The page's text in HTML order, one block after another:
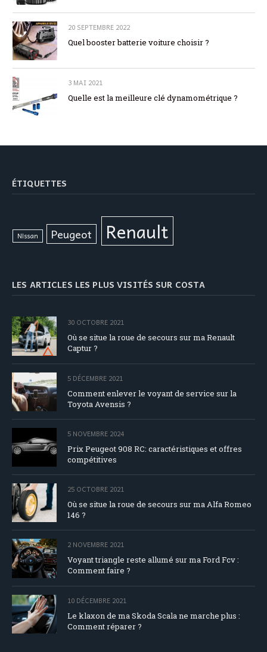
20 SEPTEMBRE 2022
Quel booster batterie voiture choisir ?
3 MAI 2021
Quelle est la meilleure clé dynamométrique ?
ÉTIQUETTES
Nissan Peugeot Renault
LES ARTICLES LES PLUS VISITÉS SUR COSTA
30 OCTOBRE 2021
Où se situe la roue de secours sur ma Renault
Captur ?
5 DÉCEMBRE 2021
Comment enlever le voyant de service sur la
Toyota Avensis ?
5 NOVEMBRE 2024
Prix Peugeot 908 RC: caractéristiques et offres
compétitives
25 OCTOBRE 2021
Où se situe la roue de secours sur ma Alfa Romeo
146 ?
2 NOVEMBRE 2021
Voyant triangle reste allumé sur ma Ford Fcv :
Comment faire ?
10 DÉCEMBRE 2021
Le klaxon de ma Skoda Scala ne marche plus :
Comment réparer ?